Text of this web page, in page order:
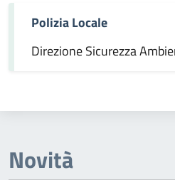
Polizia Locale
Direzione Sicurezza
Novità